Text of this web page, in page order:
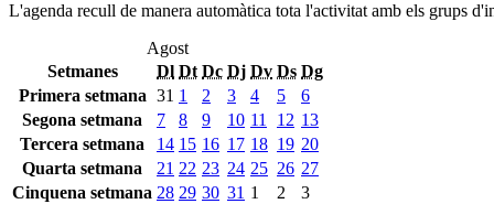
L'agenda recull de manera automàtica tota l'activitat amb els grups
Agost
Setmanes
Dl Dt Dc Dj Dv Ds Dg
Primera setmana 31 1 2 3 4 5
6
Segona setmana
7 8 9 10 11 12 13
Tercera setmana
14 15 16 17 18 19 20
Quarta setmana
21 22 23 24 25 26 27
Cinquena setmana 28 29 30 31 1 2 3